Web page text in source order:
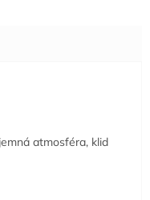
5 hvězdiček.
atmosféra, klid
5 hvězdiček.